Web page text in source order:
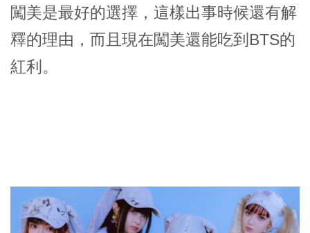
闖美是最好的選擇，這樣出事時候還有解
釋的理由，而且現在闖美還能吃到BTS的
紅利。